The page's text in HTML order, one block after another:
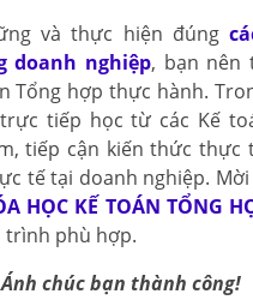
và thực hiện đúng
doanh nghiệp, bạn nên
Tổng hợp thực hành.
tiếp học từ các Kế
tiếp cận kiến thức thực
tế tại doanh nghiệp.
HỌC KẾ TOÁN TỔNG
trình phù hợp.
chúc bạn thành công!